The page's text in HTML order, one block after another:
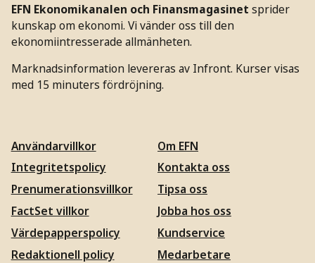
EFN Ekonomikanalen och Finansmagasinet sprider
kunskap om ekonomi. Vi vänder oss till den
ekonomiintresserade allmänheten.
Marknadsinformation levereras av Infront. Kurser visas
med 15 minuters fördröjning.
Användarvillkor
Integritetspolicy
Prenumerationsvillkor
FactSet villkor
Värdepapperspolicy
Redaktionell policy
Om EFN
Kontakta oss
Tipsa oss
Jobba hos oss
Kundservice
Medarbetare